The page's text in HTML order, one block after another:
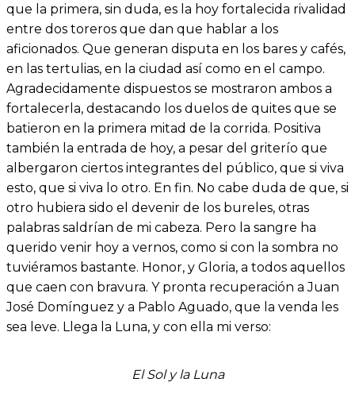
que la primera, sin duda, es la hoy fortalecida rivalidad
entre dos toreros que dan que hablar a los
aficionados. Que generan disputa en los bares y cafés,
en las tertulias, en la ciudad así como en el campo.
Agradecidamente dispuestos se mostraron ambos a
fortalecerla, destacando los duelos de quites que se
batieron en la primera mitad de la corrida. Positiva
también la entrada de hoy, a pesar del griterío que
albergaron ciertos integrantes del público, que si viva
esto, que si viva lo otro. En fin. No cabe duda de que, si
otro hubiera sido el devenir de los bureles, otras
palabras saldrían de mi cabeza. Pero la sangre ha
querido venir hoy a vernos, como si con la sombra no
tuviéramos bastante. Honor, y Gloria, a todos aquellos
que caen con bravura. Y pronta recuperación a Juan
José Domínguez y a Pablo Aguado, que la venda les
sea leve. Llega la Luna, y con ella mi verso:
El Sol y la Luna